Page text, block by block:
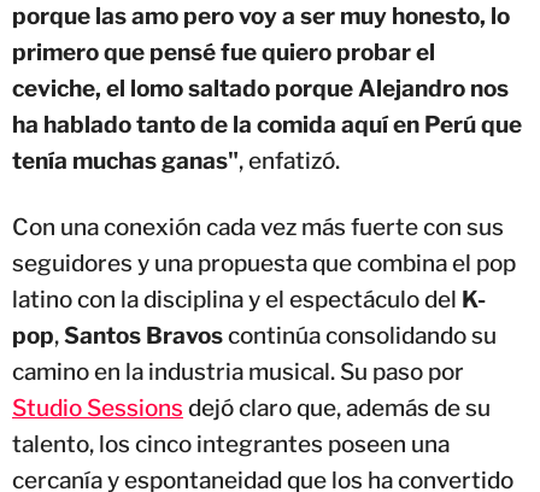
porque las amo pero voy a ser muy honesto, lo
primero que pensé fue quiero probar el
ceviche, el lomo saltado porque Alejandro nos
ha hablado tanto de la comida aquí en Perú que
tenía muchas ganas", enfatizó.
Con una conexión cada vez más fuerte con sus
seguidores y una propuesta que combina el pop
latino con la disciplina y el espectáculo del K-
pop,Santos Bravoscontinúa consolidando su
camino en la industria musical. Su paso por
Studio Sessions dejó claro que, además de su
talento, los cinco integrantes poseen una
cercanía y espontaneidad que los ha convertido